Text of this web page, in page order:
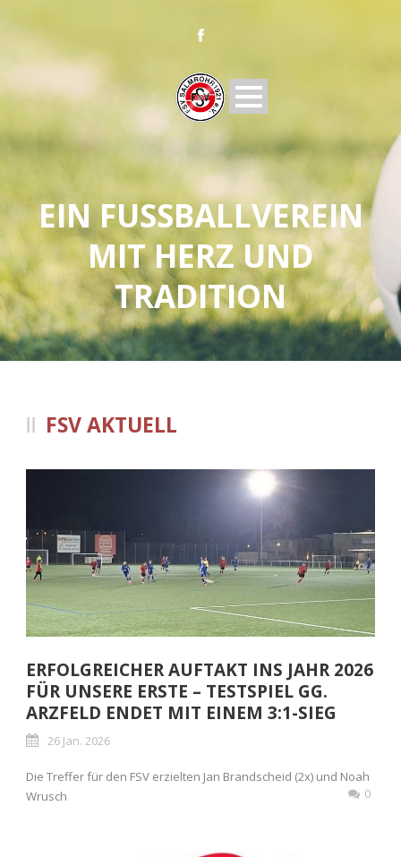
EIN FUSSBALLVEREIN M
IT HERZ UND T
RADITION
FSV AKTUELL
ERFOLGREICHER AUFTAKT INS JAHR 2026
FÜR UNSERE ERSTE – TESTSPIEL GG.
ARZFELD ENDET MIT EINEM 3:1-SIEG
26 Jan. 2026
Die Treffer für den FSV erzielten Jan Brandscheid (2x) und Noah
Wrusch
0